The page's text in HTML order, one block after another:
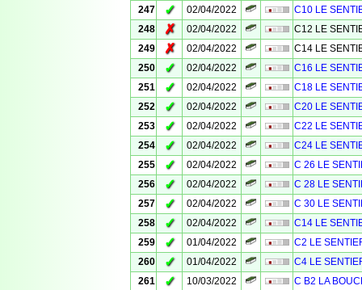
247
✓ 02/04/2022
C10 LE
248
✗ 02/04/2022
C12 LE
249
✗ 02/04/2022
C14 LE
250
✓ 02/04/2022
C16 LE
251
✓ 02/04/2022
C18 LE
252
✓ 02/04/2022
C20 LE
253
✓ 02/04/2022
C22 LE
254
✓ 02/04/2022
C24 LE
255
✓ 02/04/2022
C 26 LE
256
✓ 02/04/2022
C 28 LE
257
✓ 02/04/2022
C 30 LE
258
✓ 02/04/2022
C14 LE
259
✓ 01/04/2022
C2 LE
260
✓ 01/04/2022
C4 LE
261
✓ 10/03/2022
C B2 LA